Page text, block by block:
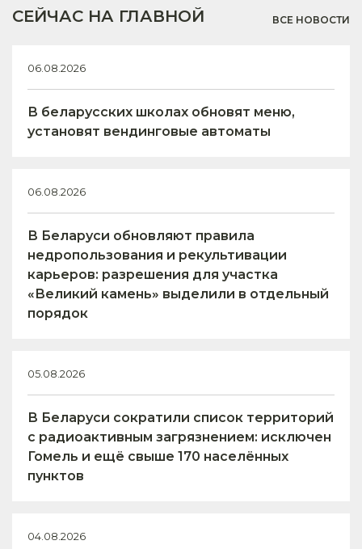
СЕЙЧАС НА ГЛАВНОЙ ВСЕ НОВОСТИ
06.08.2026
В беларусских школах обновят меню,
установят вендинговые автоматы
06.08.2026
В Беларуси обновляют правила
недропользования и рекультивации
карьеров: разрешения для участка
«Великий камень» выделили в отдельный
порядок
05.08.2026
В Беларуси сократили список территорий
с радиоактивным загрязнением: исключен
Гомель и ещё свыше 170 населённых
пунктов
04.08.2026